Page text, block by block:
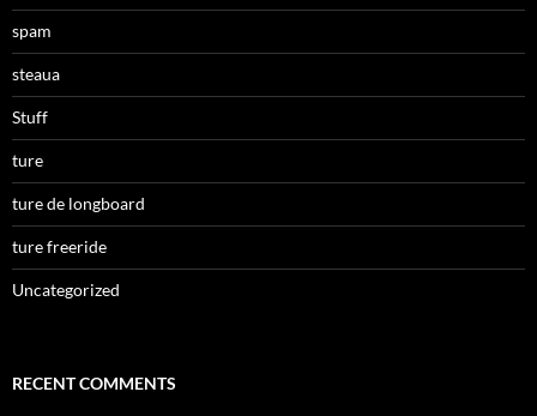
spam
steaua
Stuff
ture
ture de longboard
ture freeride
Uncategorized
RECENT COMMENTS